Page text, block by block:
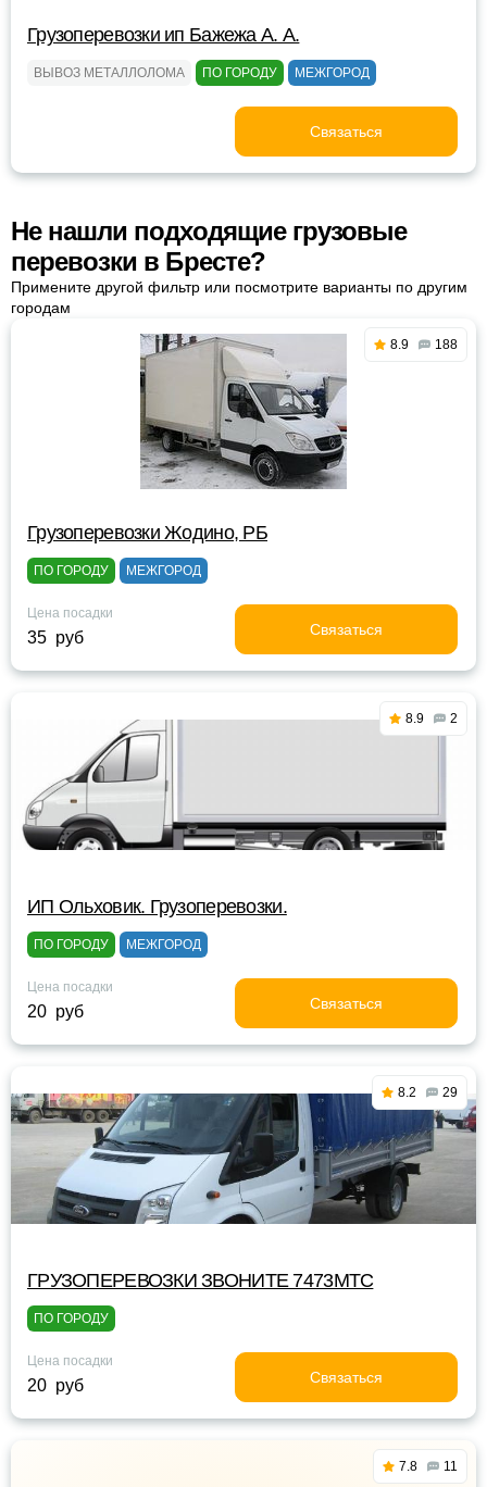
Грузоперевозки ип Бажежа А. А.
ВЫВОЗ МЕТАЛЛОЛОМА ПО ГОРОДУ МЕЖГОРОД
Связаться
Не нашли подходящие грузовые
перевозки в Бресте?
Примените другой фильтр или посмотрите варианты по другим
городам
8.9 188
Грузоперевозки Жодино, РБ
ПО ГОРОДУ МЕЖГОРОД
Цена посадки
35 руб Связаться
8.9 2
ИП Ольховик. Грузоперевозки.
ПО ГОРОДУ МЕЖГОРОД
Цена посадки
20 руб Связаться
8.2 29
ГРУЗОПЕРЕВОЗКИ ЗВОНИТЕ 7473МТС
ПО ГОРОДУ
Цена посадки
20 руб Связаться
7.8 11